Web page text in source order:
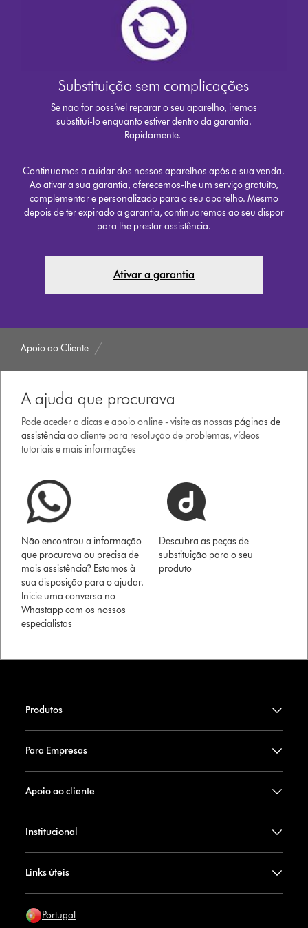
Substituição sem complicações
Se não for possível reparar o seu aparelho, iremos
substituí-lo enquanto estiver dentro da garantia.
Rapidamente.
Continuamos a cuidar dos nossos aparelhos após a sua venda.
Ao ativar a sua garantia, oferecemos-lhe um serviço gratuito,
complementar e personalizado para o seu aparelho. Mesmo
depois de ter expirado a garantia, continuaremos ao seu dispor
para lhe prestar assistência.
Ativar a garantia
Apoio ao Cliente
A ajuda que procurava
Pode aceder a dicas e apoio online - visite as nossas páginas de
assistência ao cliente para resolução de problemas, vídeos
tutoriais e mais informações
Não encontrou a informação
que procurava ou precisa de
mais assistência? Estamos à
sua disposição para o ajudar.
Inicie uma conversa no
Whastapp com os nossos
especialistas
Descubra as peças de
substituição para o seu
produto
Produtos
Para Empresas
Apoio ao cliente
Institucional
Links úteis
Portugal